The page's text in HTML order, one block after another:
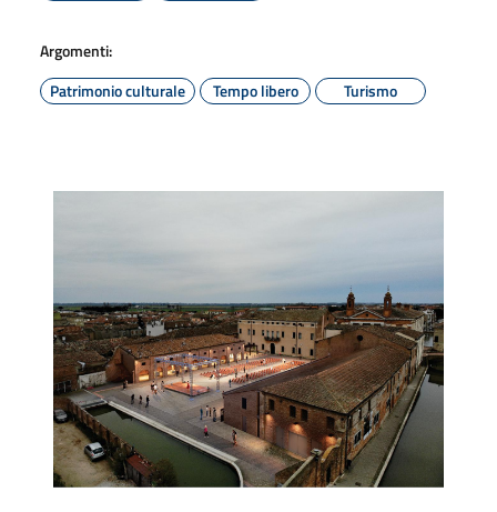
Argomenti:
Patrimonio culturale
Tempo libero Turismo